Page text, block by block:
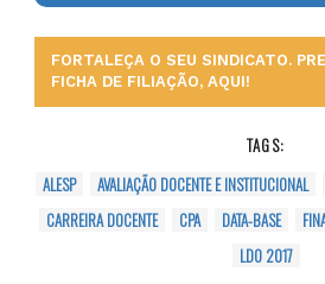
FORTALEÇA O SEU SINDICATO.
FICHA DE FILIAÇÃO, AQUI!
TAGS:
ALESP
AVALIAÇÃO DOCENTE E INSTITUCIONAL
CARREIRA DOCENTE
CPA DATA-BASE
LDO 2017